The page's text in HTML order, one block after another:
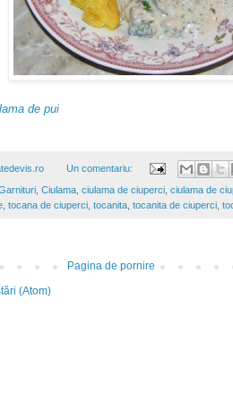
de pui
Un comentariu:
Ciulama ciulama de ciuperci ciulama de
tocana de ciuperci tocanita tocanita de ciuperci
Pagina de pornire
(Atom)